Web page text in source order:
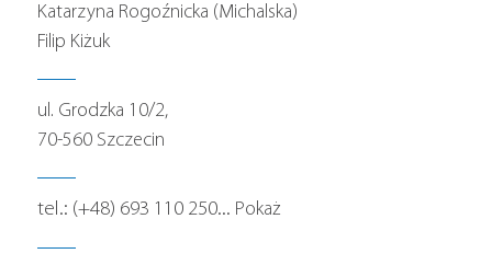
Katarzyna Rogoźnicka (Michalska)
Filip Kiżuk
ul. Grodzka 10/2,
70-560 Szczecin
tel.: (+48) 693 110 250... Pokaż